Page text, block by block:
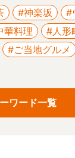
#神楽坂
#
華料理 #人形
#ご当地グルメ
ワード一覧